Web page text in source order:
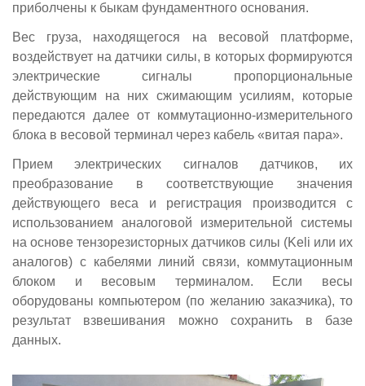
приболчены к быкам фундаментного основания.
Вес груза, находящегося на весовой платформе,
воздействует на датчики силы, в которых формируются
электрические сигналы пропорциональные
действующим на них сжимающим усилиям, которые
передаются далее от коммутационно-измерительного
блока в весовой терминал через кабель «витая пара».
Прием электрических сигналов датчиков, их
преобразование в соответствующие значения
действующего веса и регистрация производится с
использованием аналоговой измерительной системы
на основе тензорезисторных датчиков силы (Keli или их
аналогов) с кабелями линий связи, коммутационным
блоком и весовым терминалом. Если весы
оборудованы компьютером (по желанию заказчика), то
результат взвешивания можно сохранить в базе
данных.